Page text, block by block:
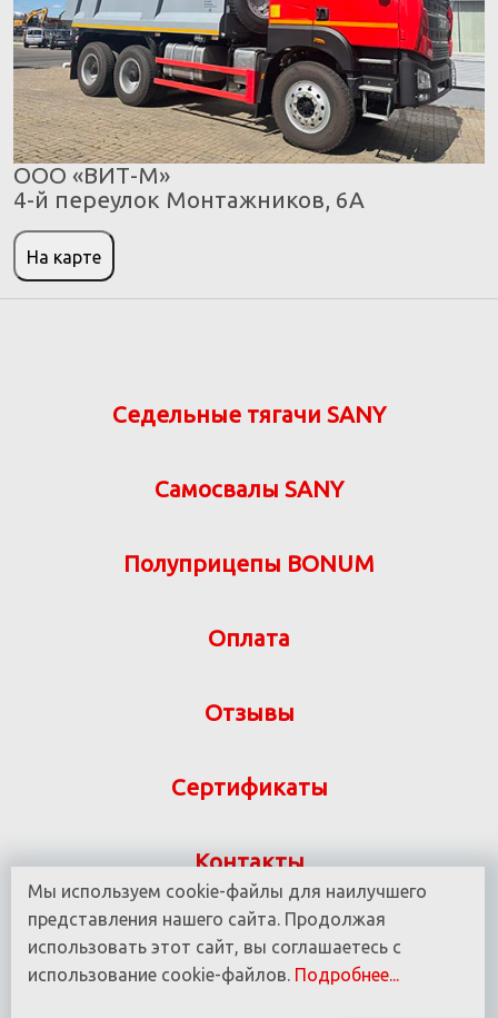
ООО «ВИТ-М»
4-й переулок Монтажников, 6А
На карте
Седельные тягачи SANY
Самосвалы SANY
Полуприцепы BONUM
Оплата
Отзывы
Сертификаты
Контакты
Указанная на сайте информация не является
публичной офертой ООО «ВИТ-М» УНП 190780937
© 2016 - 2025 Все права защищены.
Мы используем cookie-файлы для наилучшего
представления нашего сайта. Продолжая
использовать этот сайт, вы соглашаетесь с
использование cookie-файлов. Подробнее...